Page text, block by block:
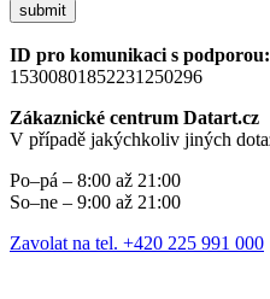
submit
ID pro komunikaci s podporou:
15300801852231250296
Zákaznické centrum Datart.cz
V případě jakýchkoliv jiných
Po–pá – 8:00 až 21:00
So–ne – 9:00 až 21:00
Zavolat na tel. +420 225 991 000